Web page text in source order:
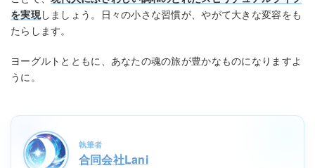
を実現しましょう。日々の小さな習慣が、やがて大きな変容をも
たらします。
ヨーグルトとともに、あなたの魂の旅が豊かなものになりますよ
うに。
執筆者
合同会社Lani